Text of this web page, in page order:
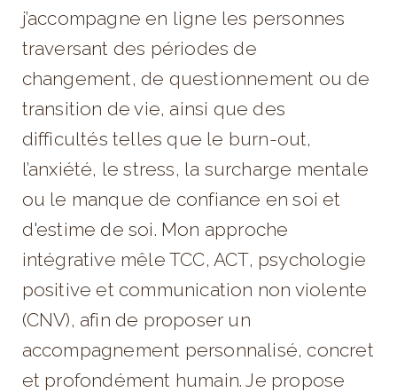
j’accompagne en ligne les personnes
traversant des périodes de
changement, de questionnement ou de
transition de vie, ainsi que des
difficultés telles que le burn-out,
l’anxiété, le stress, la surcharge mentale
ou le manque de confiance en soi et
d'estime de soi. Mon approche
intégrative mêle TCC, ACT, psychologie
positive et communication non violente
(CNV), afin de proposer un
accompagnement personnalisé, concret
et profondément humain. Je propose